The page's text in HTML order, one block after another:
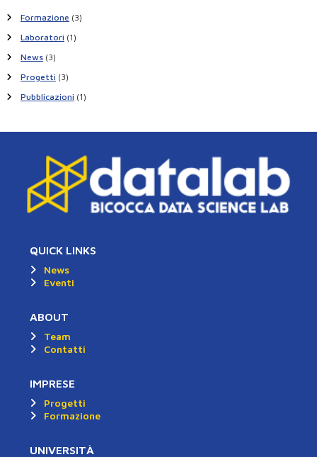
Formazione (3)
Laboratori (1)
News(3)
Progetti (3)
Pubblicazioni (1)
QUICK LINKS
News
Eventi
ABOUT
Team
Contatti
IMPRESE
Progetti
Formazione
UNIVERSITÀ